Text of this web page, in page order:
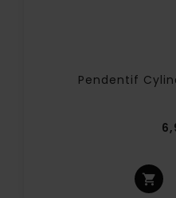
Pendentif